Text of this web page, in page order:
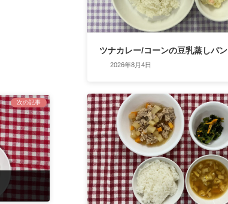
次の記事
ツナカレー/コーンの豆乳蒸しパン
2026年8月4日